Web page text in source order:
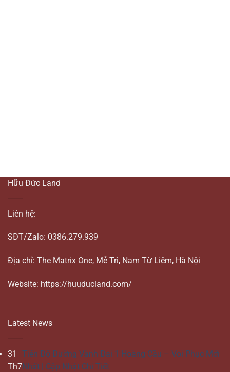
Hữu Đức Land
Liên hệ:
SĐT/Zalo: 0386.279.939
Địa chỉ: The Matrix One, Mễ Trì, Nam Từ Liêm, Hà Nội
Website: https://huuducland.com/
Latest News
31
Th7
Tiến Độ Đường Vành Đai 1 Hoàng Cầu – Voi Phục Mới
Nhất | Cập Nhật Chi Tiết